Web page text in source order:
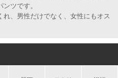
ツです。
、男性だけでなく、女性にもオス